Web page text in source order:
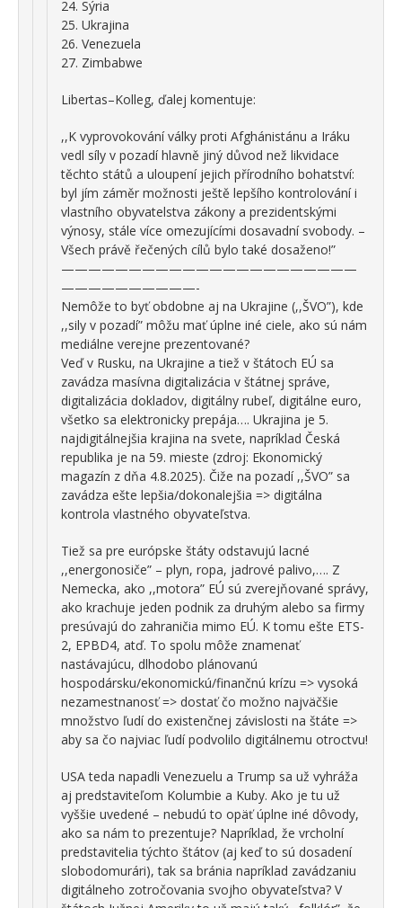
24. Sýria
25. Ukrajina
26. Venezuela
27. Zimbabwe
Libertas–Kolleg, ďalej komentuje:
,,K vyprovokování války proti Afghánistánu a Iráku
vedl síly v pozadí hlavně jiný důvod než likvidace
těchto států a uloupení jejich přírodního bohatství:
byl jím záměr možnosti ještě lepšího kontrolování i
vlastního obyvatelstva zákony a prezidentskými
výnosy, stále více omezujícími dosavadní svobody. –
Všech právě řečených cílů bylo také dosaženo!”
——————————————————————
——————————-
Nemôže to byť obdobne aj na Ukrajine (,,ŠVO”), kde
,,sily v pozadí” môžu mať úplne iné ciele, ako sú nám
mediálne verejne prezentované?
Veď v Rusku, na Ukrajine a tiež v štátoch EÚ sa
zavádza masívna digitalizácia v štátnej správe,
digitalizácia dokladov, digitálny rubeľ, digitálne euro,
všetko sa elektronicky prepája…. Ukrajina je 5.
najdigitálnejšia krajina na svete, napríklad Česká
republika je na 59. mieste (zdroj: Ekonomický
magazín z dňa 4.8.2025). Čiže na pozadí ,,ŠVO” sa
zavádza ešte lepšia/dokonalejšia => digitálna
kontrola vlastného obyvateľstva.
Tiež sa pre európske štáty odstavujú lacné
,,energonosiče” – plyn, ropa, jadrové palivo,…. Z
Nemecka, ako ,,motora” EÚ sú zverejňované správy,
ako krachuje jeden podnik za druhým alebo sa firmy
presúvajú do zahraničia mimo EÚ. K tomu ešte ETS-
2, EPBD4, atď. To spolu môže znamenať
nastávajúcu, dlhodobo plánovanú
hospodársku/ekonomickú/finančnú krízu => vysoká
nezamestnanosť => dostať čo možno najväčšie
množstvo ľudí do existenčnej závislosti na štáte =>
aby sa čo najviac ľudí podvolilo digitálnemu otroctvu!
USA teda napadli Venezuelu a Trump sa už vyhráža
aj predstaviteľom Kolumbie a Kuby. Ako je tu už
vyššie uvedené – nebudú to opäť úplne iné dôvody,
ako sa nám to prezentuje? Napríklad, že vrcholní
predstavitelia týchto štátov (aj keď to sú dosadení
slobodomurári), tak sa bránia napríklad zavádzaniu
digitálneho zotročovania svojho obyvateľstva? V